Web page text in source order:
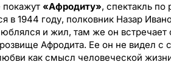
покажут «Афродиту», спектакль по
в 1944 году, полковник Назар
и жил, там же он
Афродита. Ее он не видел с
как смысл человеческой